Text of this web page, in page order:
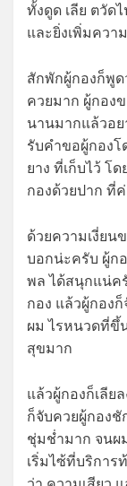
ทั้งดูด เลีย ตวัด
และยิ่งเพิ่มคว
สักพักผู้กองก็พูด
ควยมาก ผู้กอง
นานมากแล้วอย
รับคำขอผู้กองโ
ยาง ที่เก็บไว้ โ
กองด้วยปาก ที่
ด้วยความเงี่ยน
บอกน่ะครับ ผู้ก
พล ได้สนุกแน่ค
กอง แล้วผู้กอง
ผม ไรหนวดที่ขึ้
สุขมาก
แล้วผู้กองก็เลีย
ก็จับควยผู้กองชั
ชุ่มช่ำมาก จนผ
เริ่มไซ้ที่บริการ